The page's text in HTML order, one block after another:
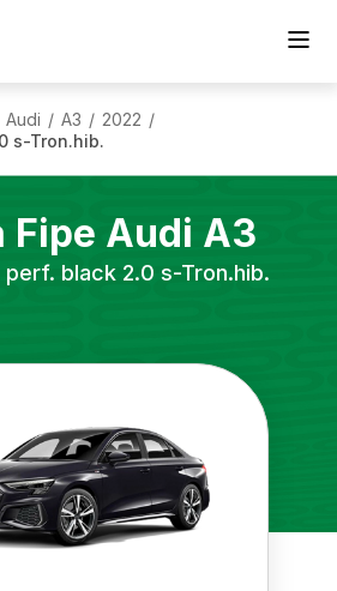
Audi / A3 / 2022 /
s-Tron.hib.
Fipe Audi A3
black 2.0 s-Tron.hib.